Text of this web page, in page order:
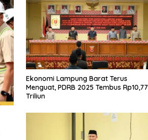
Ekonomi Lampung Barat Terus
Menguat, PDRB 2025 Tembus Rp10,77
Triliun